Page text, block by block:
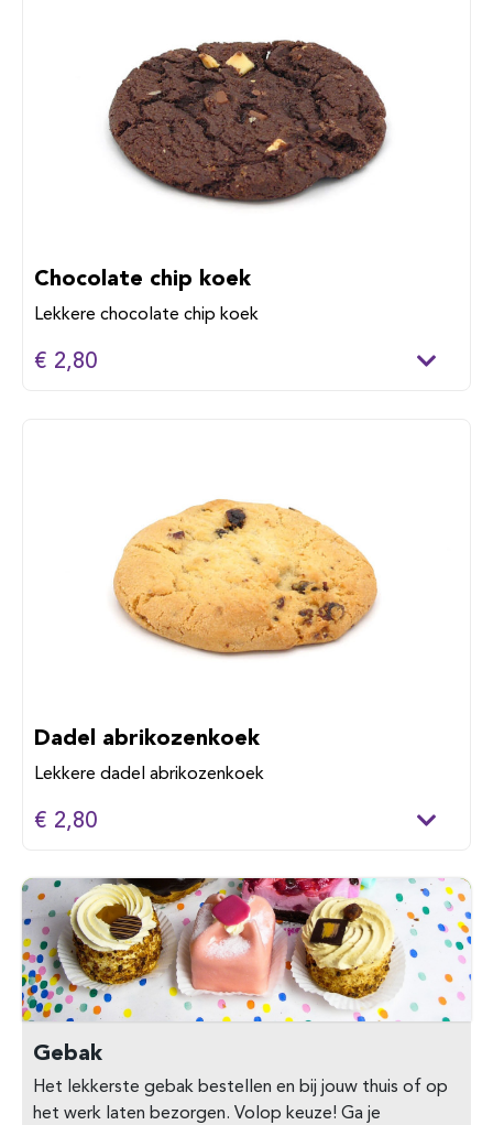
Chocolate chip koek
Lekkere chocolate chip koek
€ 2,80
Dadel abrikozenkoek
Lekkere dadel abrikozenkoek
€ 2,80
Gebak
Het lekkerste gebak bestellen en bij jouw thuis of op
het werk laten bezorgen. Volop keuze! Ga je